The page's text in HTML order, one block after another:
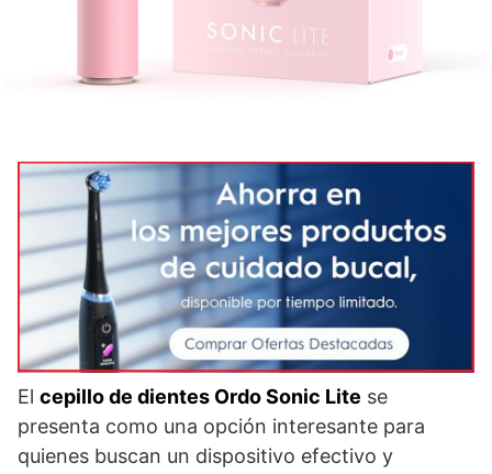
El cepillo de dientes Ordo Sonic Lite se
presenta como una opción interesante para
quienes buscan un dispositivo efectivo y